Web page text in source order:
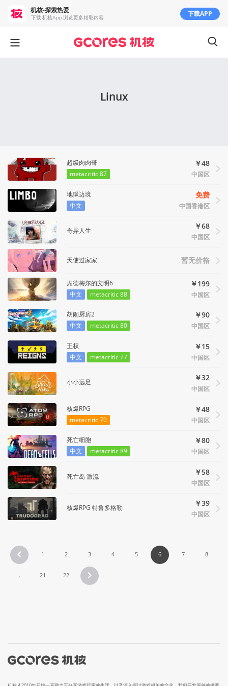
Linux
超级肉肉哥
metacritic 87
￥48
中国区
地狱边境
中文
免费
中国香港区
奇异人生 ￥68
中国区
天使过家家 暂无价格
席德梅尔的文明6
中文
metacritic 88
￥199
中国区
胡闹厨房2
中文
metacritic 80
￥90
中国区
王权
中文
metacritic 77
￥15
中国区
小小远足 ￥32
中国区
核爆RPG
metacritic 70
￥48
中国区
死亡细胞
中文
metacritic 89
￥80
中国区
死亡岛 激流 ￥58
中国区
核爆RPG 特鲁多格勒 ￥39
中国区
1 2 3 4 5 6 7 8
... 21 22
机核-探索热爱
下载 机核App 浏览更多精彩内容 下载APP